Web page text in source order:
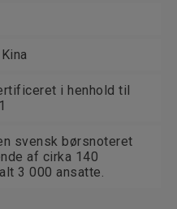
i henhold til
svensk børsnoteret
af cirka 140
3 000 ansatte.